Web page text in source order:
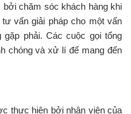
bởi chăm sóc khách hàng khi
vấn giải pháp cho một vấn
phải. Các cuộc gọi tổng
chóng và xử lí để mang đến
thực hiện bởi nhân viên của